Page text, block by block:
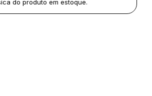
do produto em estoque.